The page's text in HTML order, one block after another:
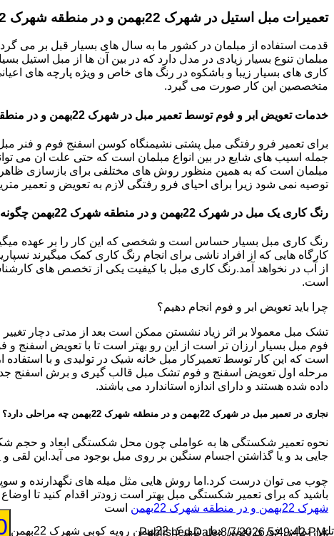
تعمیرات مبل استیل در شهرک 22بهمن و در منطقه شهرک 22بهمن چگونه میباشد؟
قدمت استفاده از مبلمان در کشور ما به سال های بسیار قبل بر می
مبلمان تنوع بسیار زیادی در مدل دارد که در بین آن ها از مبل استیل
کاری های بسیار زیبا و باشکوه در رنگ های خاص و ویژه پارچه های
متخصصین این کار صورت می گیرد.
خدمات تعویض ابر و فوم توسط تعمیر مبل در شهرک 22بهمن و در منطقه شهرک 22بهمن
برای تعمیر فرو رفتگی مبل پشتی نشیمنگاه کوسن اسفنج فوم و فنر
جمله اسیب های شایع در بین انواع مبلمان است که حتی علت ان می
مبلمان است که به همین منظور روش های مختلفی برای بازسازی
توصیه نمی شود زیرا برای احیای فرو رفتگی لازم به تعویض و تعمیر
رنگ کاری یک مبل در شهرک 22بهمن و در منطقه شهرک 22بهمن چگونه است؟
رنگ کاری مبل بسیار حساس است و شخصی که این کار را بر عهده میگیرد
کارگاه هایی که از افراد ناشی برای انجام رنگ کاری کمک میگیرند
از آب در نخواهد آمد.رنگ کاری مبل با کیفیت یکی از تخصص های
است.
چرا باید تعویض ابر و فوم انجام دهیم؟
تشک مبل معمولا بر اثر زیاد نشستن ممکن است بعد از مدتی دچار
فوم مبل بسیار ارزان تر است از این رو بهتر است تا با تعویض
است که این کار توسط تعمیرکار مبل خانه شیک در تولیدی و با
مرحله اول تعویض اسفنج و فوم تشک مبل قالب گیری و برش اسفنج
داده شده هستند و دارای اندازه استاندارد می باشند.
نجاری در تعمیر مبل در شهرک 22بهمن و در منطقه شهرک 22بهمن چه مراحلی دارد؟
نحوه تعمیر شکستگی ها به عواملی چون محل شکستگی ابعاد و حجم
جایی بد و یا گذاشتن اجسام سنگین بر روی مبل بوجود می آید.این لقی
چوب می توان درست کرد.اما روش هایی مثل میله های نگهدارنده و
باشید که برای تعمیر شکستگی مبل بهتر است زودتر اقدام کنید تا
شهرک 22بهمن و در منطقه شهرک 22بهمن
است
:Published Date:
8/7/2026 5:49:42 PM
تلفن تماس فوریتعمیر مبل شهرک 22بهمن رویه کوبی شهرک 22بهمن